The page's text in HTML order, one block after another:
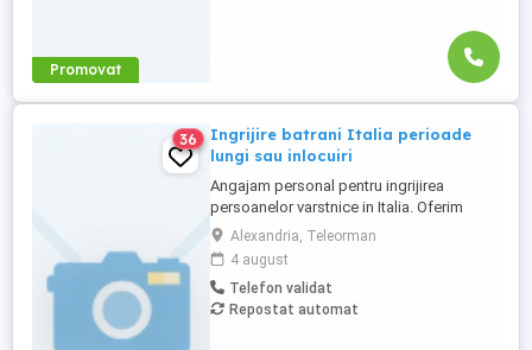
Promovat
36
Ingrijire batrani Italia perioade
lungi sau inlocuiri
Angajam personal pentru ingrijirea
persoanelor varstnice in Italia. Oferim
stabilitate si sprijin pe toata perioada
contractului. Nu percepem nicio taxa in
Romania sau Italia! Cunostinte medii de
limba italiana! Experienta si recomandarile
constituie avantaj!
Alexandria, Teleorman
4 august
Telefon validat
Repostat automat